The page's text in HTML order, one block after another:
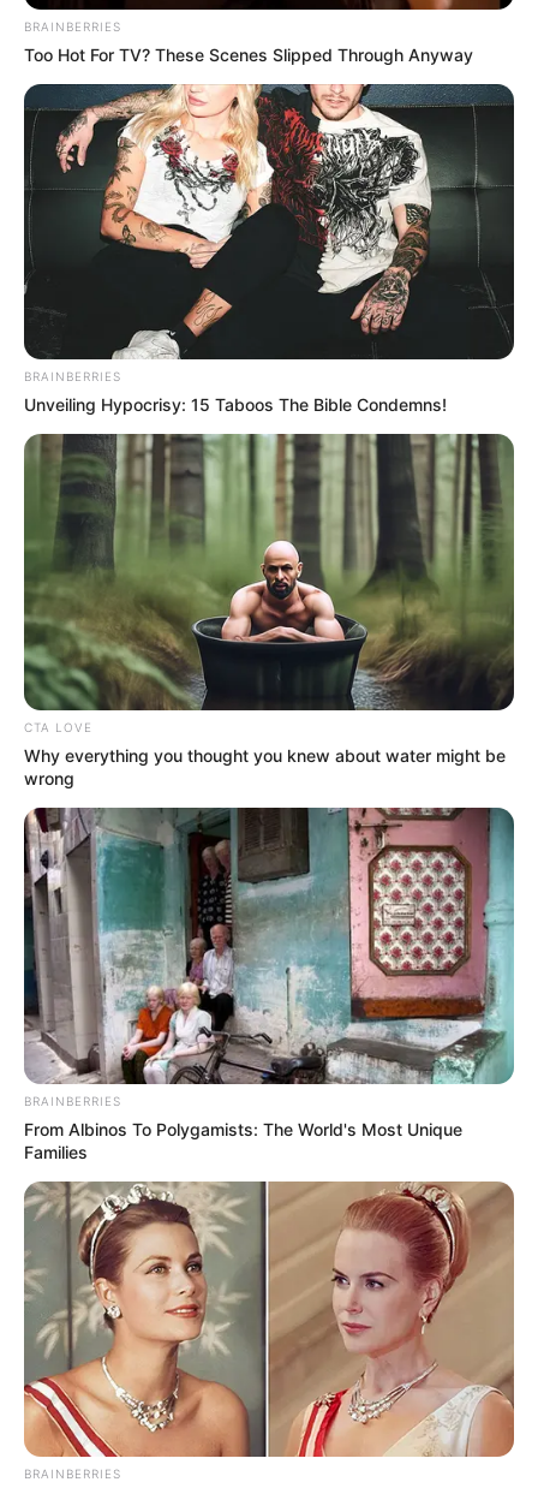
BRAINBERRIES
Too Hot For TV? These Scenes Slipped Through Anyway
BRAINBERRIES
Unveiling Hypocrisy: 15 Taboos The Bible Condemns!
CTA LOVE
Why everything you thought you knew about water might be
wrong
BRAINBERRIES
From Albinos To Polygamists: The World's Most Unique
Families
BRAINBERRIES